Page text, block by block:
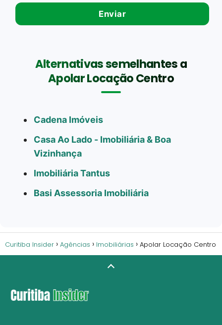
Alternativas semelhantes a
Apolar Locação Centro
Cadena Imóveis
Casa Ao Lado - Imobiliária & Boa
Vizinhança
Imobiliária Tantus
Basi Assessoria Imobiliária
Curitiba Insider Agências Imobiliárias Apolar Locação Centro